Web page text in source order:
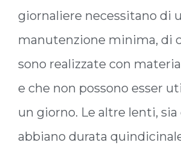
giornaliere necessitano di
manutenzione minima, di
sono realizzate con
e che non possono esser
un giorno. Le altre lenti, sia
abbiano durata